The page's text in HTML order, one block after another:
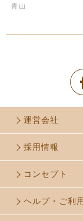
青山
運営会社
採用情報
コンセプト
ヘルプ・ご利